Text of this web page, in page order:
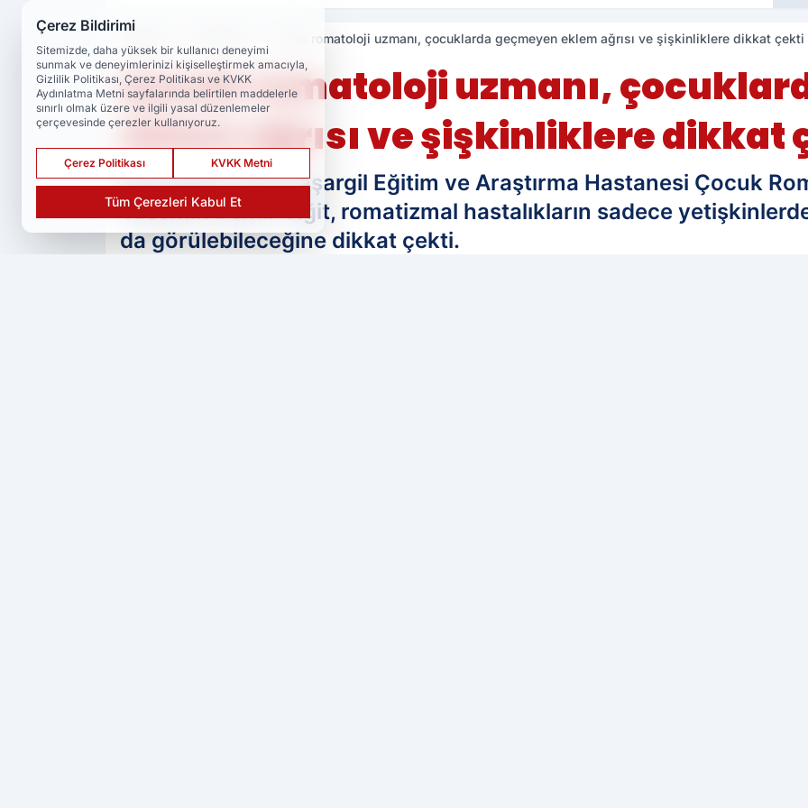
Çocuk romatoloji uzmanı, çocuklarda geçmeyen eklem ağrısı ve şişkinliklere dikkat çekti
Çocuk romatoloji uzmanı,
eklem ağrısı ve şişkinliklere dikkat
Diyarbakır Gazi Yaşargil Eğitim ve Araştırma Hastanesi Çocuk
Yasemin Demir Yiğit, romatizmal hastalıkların sadece
da görülebileceğine dikkat çekti.
Çerez Bildirimi
Sitemizde, daha yüksek bir kullanıcı deneyimi
sunmak ve deneyimlerinizi kişiselleştirmek amacıyla,
Gizlilik Politikası, Çerez Politikası ve KVKK
Aydınlatma Metni sayfalarında belirtilen maddelerle
sınırlı olmak üzere ve ilgili yasal düzenlemeler
çerçevesinde çerezler kullanıyoruz.
Çerez Politikası KVKK Metni
Tüm Çerezleri Kabul Et